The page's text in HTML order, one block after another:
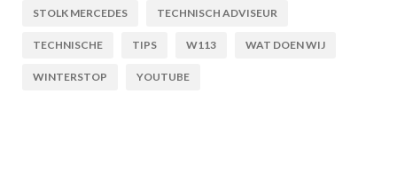
STOLK MERCEDES TECHNISCH ADVISEUR
TECHNISCHE TIPS W113 WAT DOEN WIJ
WINTERSTOP YOUTUBE